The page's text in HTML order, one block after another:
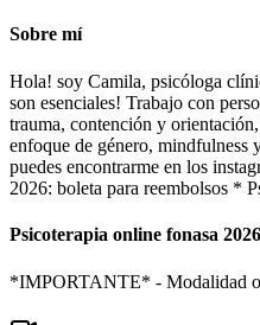
Sobre mí
Hola! soy Camila, psicóloga
son esenciales! Trabajo con
trauma, contención y
enfoque de género, mindfulness
puedes encontrarme en los
2026: boleta para reembolsos *
Psicoterapia online fonasa 2026
*IMPORTANTE* - Modalidad